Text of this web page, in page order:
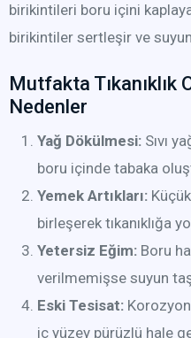
birikintileri boru içini
birikintiler sertleşir ve
Mutfakta Tıkanıklık
Nedenler
Yağ Dökülmesi: Sıvı
boru içinde tabaka
Yemek Artıkları:
birleşerek tıkanıklığa
Yetersiz Eğim: Boru
verilmemişse suyun
Eski Tesisat:
iç yüzey pürüzlü hale